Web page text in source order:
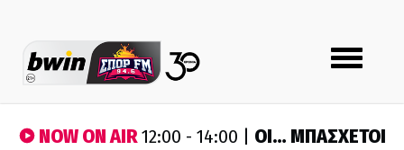
Toggle
navigation
NOW ON AIR12:00 - 14:00 | ΟΙ… ΜΠΑΣΧΕΤΟΙ